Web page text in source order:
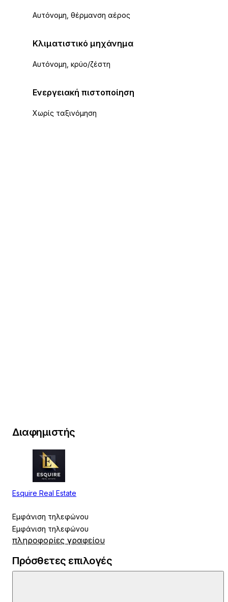
Αυτόνομη, θέρμανση αέρος
Κλιματιστικό μηχάνημα
Αυτόνομη, κρύο/ζέστη
Ενεργειακή πιστοποίηση
Χωρίς ταξινόμηση
Διαφημιστής
Esquire Real Estate
Εμφάνιση τηλεφώνου
Εμφάνιση τηλεφώνου
πληροφορίες γραφείου
Πρόσθετες επιλογές